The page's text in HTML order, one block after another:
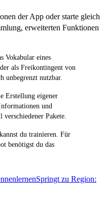
der App oder starte gleich
erweiterten Funktionen
Vokabular eines
als Freikontingent von
unbegrenzt nutzbar.
Erstellung eigener
und
Pakete.
kannst du trainieren. Für
benötigst du das
Springt zu Region: